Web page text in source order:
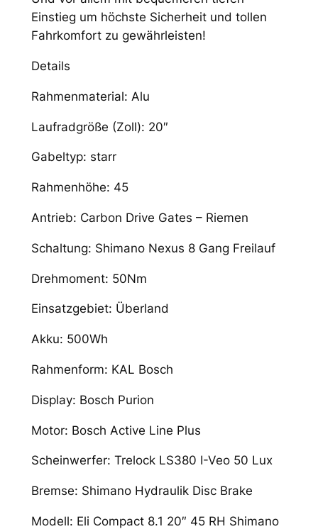
0
0
Einstieg um höchste Sicherheit und tollen
Fahrkomfort zu gewährleisten!
Details
Rahmenmaterial: Alu
Laufradgröße (Zoll): 20″
Gabeltyp: starr
Rahmenhöhe: 45
Antrieb: Carbon Drive Gates – Riemen
Schaltung: Shimano Nexus 8 Gang Freilauf
Drehmoment: 50Nm
Einsatzgebiet: Überland
Akku: 500Wh
Rahmenform: KAL Bosch
Display: Bosch Purion
Motor: Bosch Active Line Plus
Scheinwerfer: Trelock LS380 I-Veo 50 Lux
Bremse: Shimano Hydraulik Disc Brake
Modell: Eli Compact 8.1 20″ 45 RH Shimano